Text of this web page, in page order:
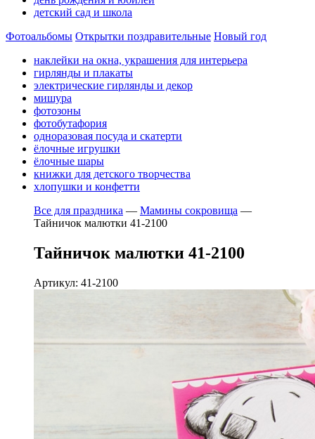
детский сад и школа
Фотоальбомы Открытки поздравительные Новый год
наклейки на окна, украшения для интерьера
гирлянды и плакаты
электрические гирлянды и декор
мишура
фотозоны
фотобутафория
одноразовая посуда и скатерти
ёлочные игрушки
ёлочные шары
книжки для детского творчества
хлопушки и конфетти
Все для праздника — Мамины сокровища —
Тайничок малютки 41-2100
Тайничок малютки 41-2100
Артикул: 41-2100